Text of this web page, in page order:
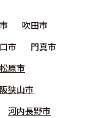
吹田市
市
門真市
松原市
狭山市
河内長野市